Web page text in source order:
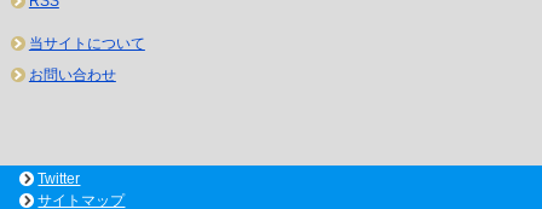
当サイトについて
お問い合わせ
Twitter
サイトマップ